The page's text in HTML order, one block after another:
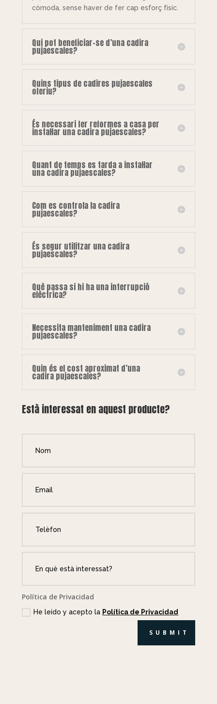
còmoda, sense haver de fer cap esforç físic.
Qui pot beneficiar-se d’una cadira
pujaescales?
Quins tipus de cadires pujaescales
oferiu?
És necessari fer reformes a casa per
instal·lar una cadira pujaescales?
Quant de temps es tarda a instal·lar
una cadira pujaescales?
Com es controla la cadira
pujaescales?
És segur utilitzar una cadira
pujaescales?
Què passa si hi ha una interrupció
elèctrica?
Necessita manteniment una cadira
pujaescales?
Quin és el cost aproximat d’una
cadira pujaescales?
Està interessat en aquest producte?
Política de Privacidad
He leído y acepto la Política de Privacidad
SUBMIT